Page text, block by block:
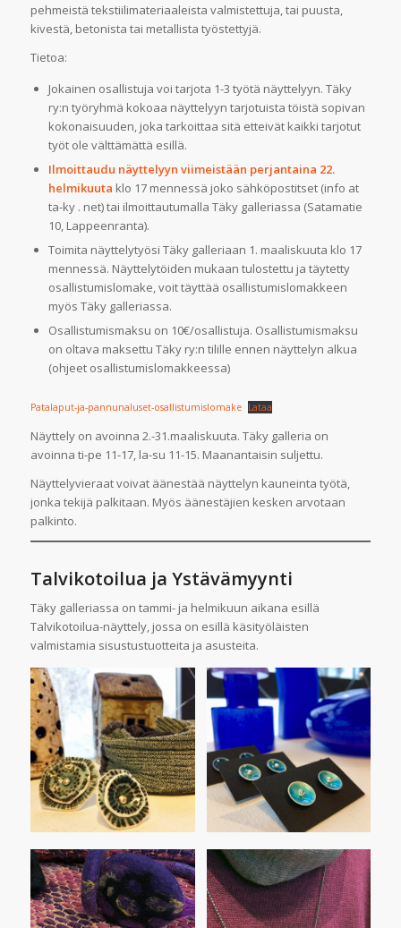
pehmeistä tekstiilimateriaaleista valmistettuja, tai puusta,
kivestä, betonista tai metallista työstettyjä.
Tietoa:
Jokainen osallistuja voi tarjota 1-3 työtä näyttelyyn. Täky
ry:n työryhmä kokoaa näyttelyyn tarjotuista töistä sopivan
kokonaisuuden, joka tarkoittaa sitä etteivät kaikki tarjotut
työt ole välttämättä esillä.
Ilmoittaudu näyttelyyn viimeistään perjantaina 22.
helmikuuta klo 17 mennessä joko sähköpostitset (info at
ta-ky . net) tai ilmoittautumalla Täky galleriassa (Satamatie
10, Lappeenranta).
Toimita näyttelytyösi Täky galleriaan 1. maaliskuuta klo 17
mennessä. Näyttelytöiden mukaan tulostettu ja täytetty
osallistumislomake, voit täyttää osallistumislomakkeen
myös Täky galleriassa.
Osallistumismaksu on 10€/osallistuja. Osallistumismaksu
on oltava maksettu Täky ry:n tilille ennen näyttelyn alkua
(ohjeet osallistumislomakkeessa)
Patalaput-ja-pannunaluset-osallistumislomake Lataa
Näyttely on avoinna 2.-31.maaliskuuta. Täky galleria on
avoinna ti-pe 11-17, la-su 11-15. Maanantaisin suljettu.
Näyttelyvieraat voivat äänestää näyttelyn kauneinta työtä,
jonka tekijä palkitaan. Myös äänestäjien kesken arvotaan
palkinto.
Talvikotoilua ja Ystävämyynti
Täky galleriassa on tammi- ja helmikuun aikana esillä
Talvikotoilua-näyttely, jossa on esillä käsityöläisten
valmistamia sisustustuotteita ja asusteita.